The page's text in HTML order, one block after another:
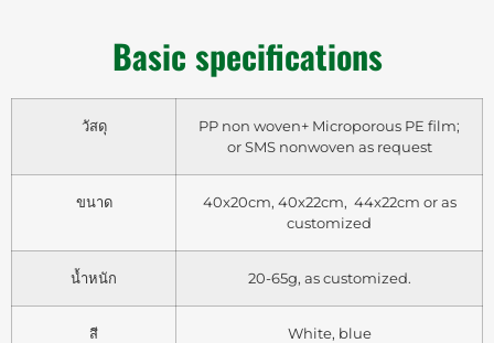
Basic specifications
วัสดุ
PP non woven+ Microporous PE film;
or SMS nonwoven as request
ขนาด
40x20cm, 40x22cm, 44x22cm or as
customized
น้ำหนัก 20-65g, as customized.
สี White, blue